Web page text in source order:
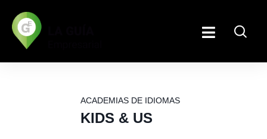
ACADEMIAS DE IDIOMAS
KIDS & US